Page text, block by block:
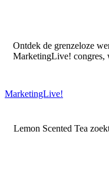
Ontdek de grenzeloze
MarketingLive! congres,
MarketingLive!
Lemon Scented Tea